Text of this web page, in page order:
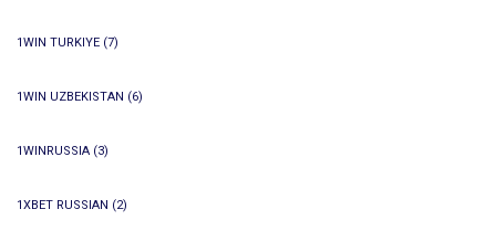
1WIN TURKIYE (7)
1WIN UZBEKISTAN (6)
1WINRUSSIA (3)
1XBET RUSSIAN (2)